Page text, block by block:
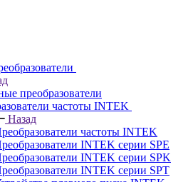
преобразователи
частоты INTEK
Назад
частоты INTEK
INTEK серии SPE
INTEK серии SPK
INTEK серии SPT